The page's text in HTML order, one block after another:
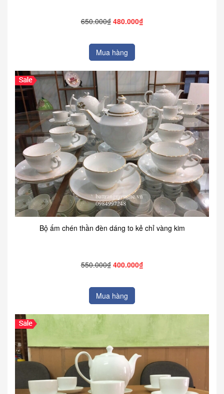
650.000₫ 480.000₫
Mua hàng
Bộ ấm chén thần đèn dáng to kẻ chỉ vàng kim
550.000₫ 400.000₫
Mua hàng